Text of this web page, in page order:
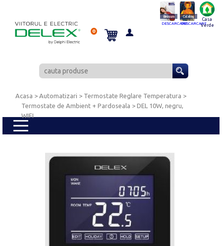
0
Brosura
DESCARCARE
Catalog
DESCARCARE
Casa
Verde
Acasa > Automatizari > Termostate Reglare Temperatura >
Termostate de Ambient + Pardoseala > DEL 10W, negru,
WIFI